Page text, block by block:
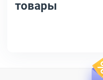
товары